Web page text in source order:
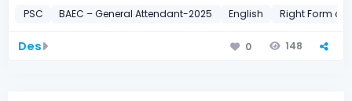
PSC BAEC – General Attendant-2025 English Right Form of
Des 0 148